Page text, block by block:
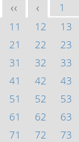
<< < 1
11
12 13
21
22 23
31
32 33
41
42 43
51
52 53
61
62 63
71
72 73